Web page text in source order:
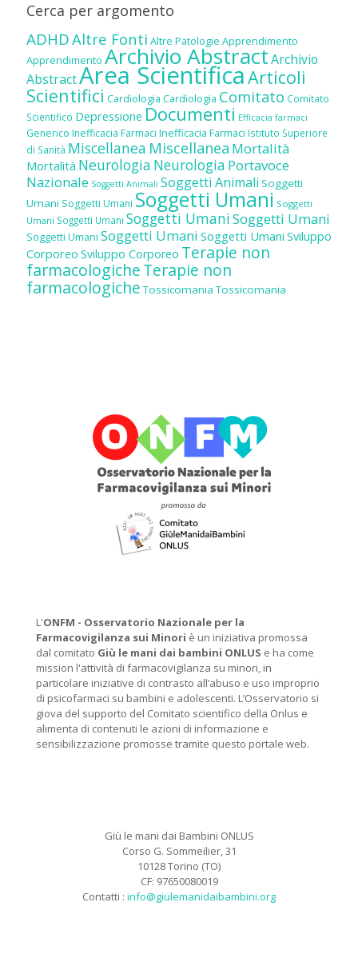
Cerca per argomento
ADHDAltre Fonti Altre Patologie Apprendimento
Apprendimento Archivio AbstractArchivio
AbstractArea ScientificaArticoli
Scientifici Cardiologia Cardiologia Comitato Comitato
Scientifico Depressione Documenti Efficacia farmaci
Generico Inefficacia Farmaci Inefficacia Farmaci Istituto Superiore
di Sanità Miscellanea Miscellanea Mortalità
Mortalità Neurologia Neurologia Portavoce
Nazionale Soggetti Animali Soggetti Animali Soggetti
Umani Soggetti Umani Soggetti Umani Soggetti
Umani Soggetti Umani Soggetti UmaniSoggetti Umani
Soggetti Umani Soggetti Umani Soggetti Umani Sviluppo
Corporeo Sviluppo Corporeo Terapie non
farmacologicheTerapie non
farmacologiche Tossicomania Tossicomania
L'ONFM - Osservatorio Nazionale per la
Farmacovigilanza sui Minori è un iniziativa promossa
dal comitato Giù le mani dai bambini ONLUS e ha come
mission l'attività di farmacovigilanza su minori, in
particolare iniziative di contrasto all’abuso e uso improprio
di psicofarmaci su bambini e adolescenti. L’Osservatorio si
giova del supporto del Comitato scientifico della Onlus e
alimenta di contenuti le azioni di informazione e
sensibilizzazione promosse tramite questo portale web.
Giù le mani dai Bambini ONLUS
Corso G. Sommeilier, 31
10128 Torino (TO)
CF: 97650080019
Contatti : info@giulemanidaibambini.org